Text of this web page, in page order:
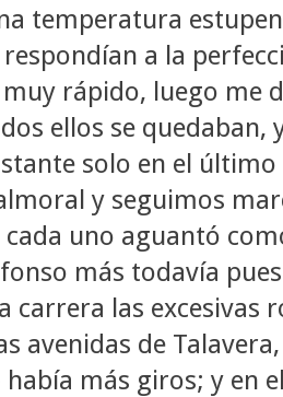
temperatura
a la
rápido, luego me
ellos se quedaban,
solo en el
y seguimos
uno aguantó
más todavía
carrera las excesivas
avenidas de
más giros; y en